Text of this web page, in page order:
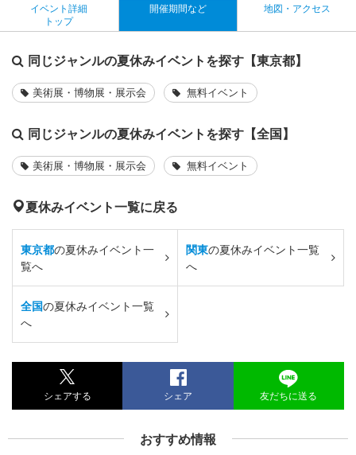
イベント詳細
トップ
開催期間など 地図・アクセス
同じジャンルの夏休みイベントを探す【東京都】
美術展・博物展・展示会 無料イベント
同じジャンルの夏休みイベントを探す【全国】
美術展・博物展・展示会 無料イベント
夏休みイベント一覧に戻る
東京都の夏休みイベント一
覧へ
関東の夏休みイベント一覧
へ
全国の夏休みイベント一覧
へ
シェアする シェア 友だちに送る
おすすめ情報